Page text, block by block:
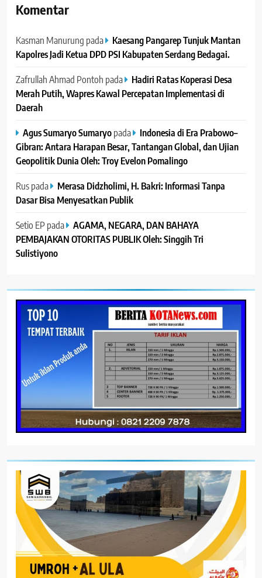
Komentar
Kasman Manurung pada
Kaesang Pangarep Tunjuk Mantan
Kapolres Jadi Ketua DPD PSI Kabupaten Serdang Bedagai. ‎ ‎
Zafrullah Ahmad Pontoh pada
Hadiri Ratas Koperasi Desa
Merah Putih, Wapres Kawal Percepatan Implementasi di
Daerah
Agus Sumaryo Sumaryopada
Indonesia di Era Prabowo–
Gibran: Antara Harapan Besar, Tantangan Global, dan Ujian
Geopolitik Dunia Oleh: Troy Evelon Pomalingo
Ruspada
Merasa Didzholimi, H. Bakri: Informasi Tanpa
Dasar Bisa Menyesatkan Publik
Setio EP pada
AGAMA, NEGARA, DAN BAHAYA
PEMBAJAKAN OTORITAS PUBLIK Oleh: Singgih Tri
Sulistiyono